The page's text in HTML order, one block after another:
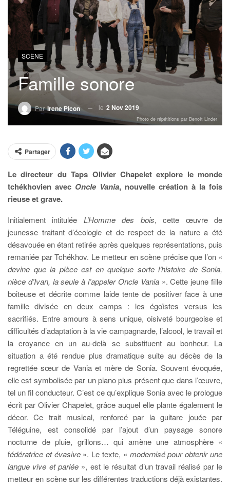
SCÈNE
Famille sonore
ParIrene Picon le 2 Nov 2019
Photo de répétitions par Benoît Linder
Partager
Le directeur du Taps Olivier Chapelet explore le monde
tchékhovien avec Oncle Vania, nouvelle création à la fois
rieuse et grave.
Initialement intitulée L’Homme des bois, cette œuvre de
jeunesse traitant d’écologie et de respect de la nature a été
désavouée en étant retirée après quelques représentations, puis
remaniée par Tchékhov. Le metteur en scène précise que l’on «
devine que la pièce est en quelque sorte l’histoire de Sonia,
nièce d’Ivan, la seule à l’appeler Oncle Vania». Cette jeune fille
boiteuse et décrite comme laide tente de positiver face à une
famille divisée en deux camps : les égoïstes versus les
sacrifiés. Entre amours à sens unique, oisiveté bourgeoise et
difficultés d’adaptation à la vie campagnarde, l’alcool, le travail et
la croyance en un au-delà se substituent au bonheur. La
situation a été rendue plus dramatique suite au décès de la
regrettée sœur de Vania et mère de Sonia. Souvent évoquée,
elle est symbolisée par un piano plus présent que dans l’œuvre,
tel un fil conducteur. C’est ce qu’explique Sonia avec le prologue
écrit par Olivier Chapelet, grâce auquel elle plante également le
décor. Ce trait musical, renforcé par la guitare jouée par
Téléguine, est consolidé par l’ajout d’un paysage sonore
nocturne de pluie, grillons… qui amène une atmosphère «
fédératrice et évasive». Le texte, « modernisé pour obtenir une
langue vive et parlée », est le résultat d’un travail réalisé par le
metteur en scène sur les différentes traductions déjà existantes.